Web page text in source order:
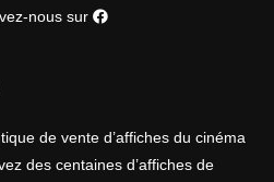
nous sur
de vente d’affiches du cinéma
des centaines d’affiches de